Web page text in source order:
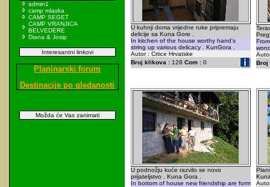
admin1
camp mlaska
CAMP SEGET
CAMP VRANJICA
BELVEDERE
Diana & Josip
Interesantni linkovi
Planinarski forum
Destinacije po gledanosti
Možda će Vas zanimati
U kuhnji doma vrijedne ruke pripremaju
delicije sa Kuna Gore .
In kitchen of the house worthy hand's
string up various delicacy . KunGora .
Autor : Crtice Hrvatske
Broj klikova :128 Com :0
Broj
U podnožju kuće razvilo se novo
prijateljstvo . Kuna Gora .
In bottom of house new friendship are form